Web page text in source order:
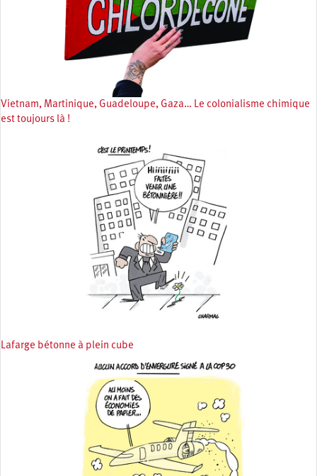
Vietnam, Martinique, Guadeloupe, Gaza… Le colonialisme chimique
est toujours là !
Lafarge bétonne à plein cube